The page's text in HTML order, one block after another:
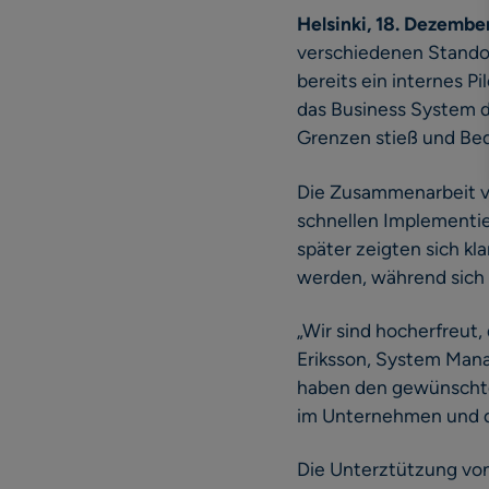
Helsinki, 18. Dezember
verschiedenen
bereits ein internes
das Business System
Grenzen stieß und
Die Zusammenarbeit
schnellen
später zeigten sich
werden, während
„Wir sind hocherfreut,
Eriksson, System
haben den
im Unternehmen und
Die Unterztützung